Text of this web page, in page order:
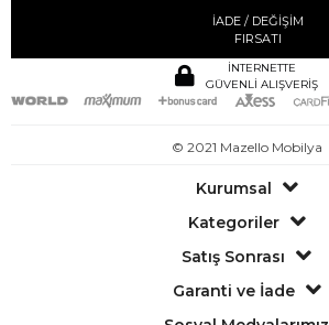
İADE / DEĞİŞİM
FIRSATI
İNTERNETTE
GÜVENLİ ALIŞVERİŞ
© 2021 Mazello Mobilya
Kurumsal
Kategoriler
Satış Sonrası
Garanti ve İade